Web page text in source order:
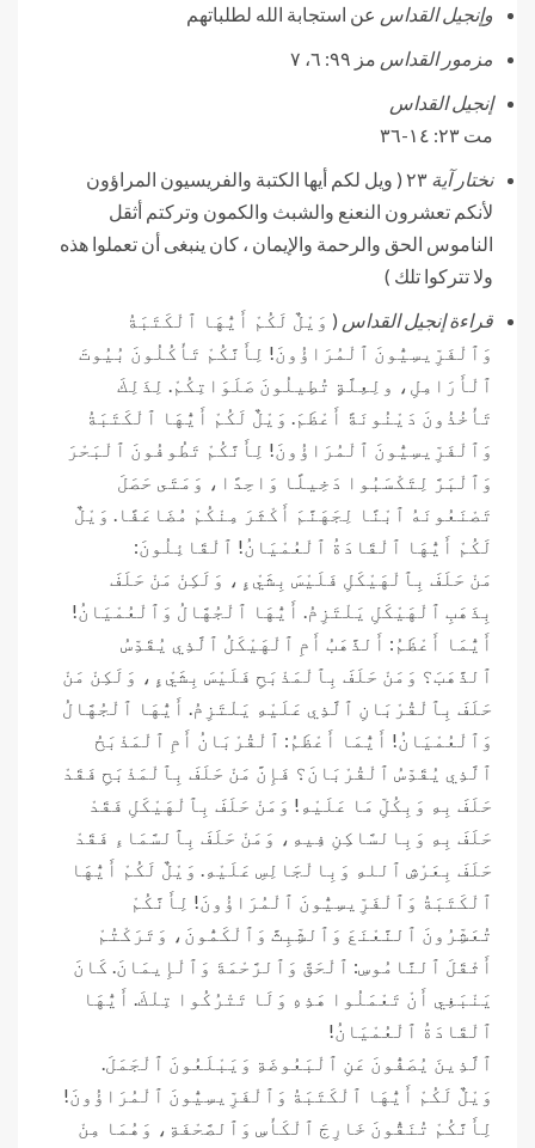
وإنجيل القداس عن استجابة الله لطلباتهم
مزمور القداس مز ٩٩: ٦، ٧
إنجيل القداس
مت ٢٣: ١٤-٣٦
نختار آية
٢٣ ( ويل لكم أيها الكتبة والفريسيون المراؤون
لأنكم تعشرون النعنع والشبث والكمون وتركتم أثقل
الناموس الحق والرحمة والإيمان ، كان ينبغى أن تعملوا هذه
ولا تتركوا تلك )
قراءة إنجيل القداس ( وَيْلٌ لَكُمْ أَيُّهَا ٱلْكَتَبَةُ
وَٱلْفَرِّيسِيُّونَ ٱلْمُرَاؤُونَ! لِأَنَّكُمْ تَأْكُلُونَ بُيُوتَ
ٱلْأَرَامِلِ، ولِعِلَّةٍ تُطِيلُونَ صَلَوَاتِكُمْ. لِذَلِكَ
تَأْخُذُونَ دَيْنُونَةً أَعْظَمَ. وَيْلٌ لَكُمْ أَيُّهَا ٱلْكَتَبَةُ
وَٱلْفَرِّيسِيُّونَ ٱلْمُرَاؤُونَ! لِأَنَّكُمْ تَطُوفُونَ ٱلْبَحْرَ
وَٱلْبَرَّ لِتَكْسَبُوا دَخِيلًا وَاحِدًا، وَمَتَى حَصَلَ
تَصْنَعُونَهُ ٱبْنًا لِجَهَنَّمَ أَكْثَرَ مِنْكُمْ مُضَاعَفًا. وَيْلٌ
لَكُمْ أَيُّهَا ٱلْقَادَةُ ٱلْعُمْيَانُ! ٱلْقَائِلُونَ:
مَنْ حَلَفَ بِٱلْهَيْكَلِ فَلَيْسَ بِشَيْءٍ، وَلَكِنْ مَنْ حَلَفَ
بِذَهَبِ ٱلْهَيْكَلِ يَلْتَزِمُ. أَيُّهَا ٱلْجُهَّالُ وَٱلْعُمْيَانُ!
أَيُّمَا أَعْظَمُ: أَلذَّهَبُ أَمِ ٱلْهَيْكَلُ ٱلَّذِي يُقَدِّسُ
ٱلذَّهَبَ؟ وَمَنْ حَلَفَ بِٱلْمَذْبَحِ فَلَيْسَ بِشَيْءٍ، وَلَكِنْ مَنْ
حَلَفَ بِٱلْقُرْبَانِ ٱلَّذِي عَلَيْهِ يَلْتَزِمُ. أَيُّهَا ٱلْجُهَّالُ
وَٱلْعُمْيَانُ! أَيُّمَا أَعْظَمُ: ٱلْقُرْبَانُ أَمِ ٱلْمَذْبَحُ
ٱلَّذِي يُقَدِّسُ ٱلْقُرْبَانَ؟ فَإِنَّ مَنْ حَلَفَ بِٱلْمَذْبَحِ فَقَدْ
حَلَفَ بِهِ وَبِكُلِّ مَا عَلَيْهِ! وَمَنْ حَلَفَ بِٱلْهَيْكَلِ فَقَدْ
حَلَفَ بِهِ وَبِالسَّاكِنِ فِيهِ، وَمَنْ حَلَفَ بِٱلسَّمَاءِ فَقَدْ
حَلَفَ بِعَرْشِ ٱللهِ وَبِالْجَالِسِ عَلَيْهِ. وَيْلٌ لَكُمْ أَيُّهَا
ٱلْكَتَبَةُ وَٱلْفَرِّيسِيُّونَ ٱلْمُرَاؤُونَ! لِأَنَّكُمْ
تُعَشِّرُونَ ٱلنَّعْنَعَ وَٱلشِّبِثَّ وَٱلْكَمُّونَ، وَتَرَكْتُمْ
أَثْقَلَ ٱلنَّامُوسِ: ٱلْحَقَّ وَٱلرَّحْمَةَ وَٱلْإِيمَانَ. كَانَ
يَنْبَغِي أَنْ تَعْمَلُوا هَذِهِ وَلَا تَتْرُكُوا تِلْكَ. أَيُّهَا
ٱلْقَادَةُ ٱلْعُمْيَانُ!
ٱلَّذِينَ يُصَفُّونَ عَنِ ٱلْبَعُوضَةِ وَيَبْلَعُونَ ٱلْجَمَلَ.
وَيْلٌ لَكُمْ أَيُّهَا ٱلْكَتَبَةُ وَٱلْفَرِّيسِيُّونَ ٱلْمُرَاؤُونَ!
لِأَنَّكُمْ تُنَقُّونَ خَارِجَ ٱلْكَأْسِ وَٱلصَّحْفَةِ، وَهُمَا مِنْ